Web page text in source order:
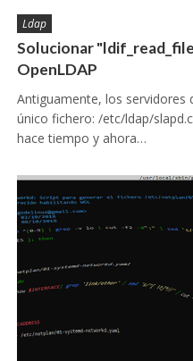
Ldap
Solucionar
OpenLDAP
Antiguamente, los servidores
único fichero: /etc/ldap/
hace tiempo y ahora…